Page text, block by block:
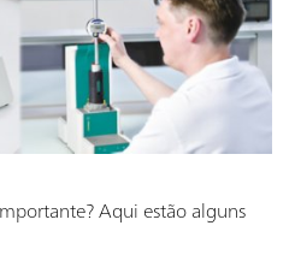
Aqui estão alguns